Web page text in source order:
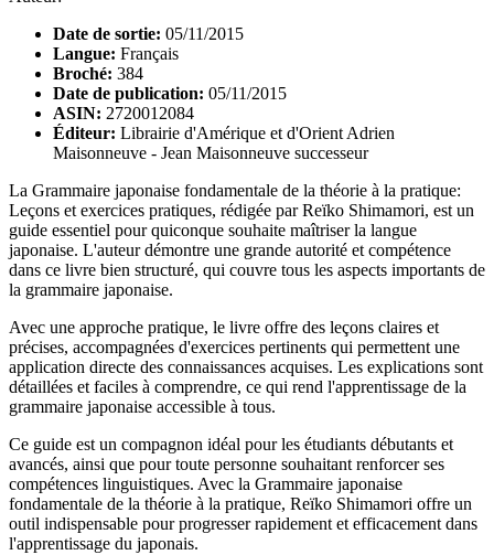
Date de sortie: 05/11/2015
Langue: Français
Broché: 384
Date de publication: 05/11/2015
ASIN: 2720012084
Éditeur: Librairie d'Amérique et d'Orient Adrien
Maisonneuve - Jean Maisonneuve successeur
La Grammaire japonaise fondamentale de la théorie à la pratique:
Leçons et exercices pratiques, rédigée par Reïko Shimamori, est un
guide essentiel pour quiconque souhaite maîtriser la langue
japonaise. L'auteur démontre une grande autorité et compétence
dans ce livre bien structuré, qui couvre tous les aspects importants de
la grammaire japonaise.
Avec une approche pratique, le livre offre des leçons claires et
précises, accompagnées d'exercices pertinents qui permettent une
application directe des connaissances acquises. Les explications sont
détaillées et faciles à comprendre, ce qui rend l'apprentissage de la
grammaire japonaise accessible à tous.
Ce guide est un compagnon idéal pour les étudiants débutants et
avancés, ainsi que pour toute personne souhaitant renforcer ses
compétences linguistiques. Avec la Grammaire japonaise
fondamentale de la théorie à la pratique, Reïko Shimamori offre un
outil indispensable pour progresser rapidement et efficacement dans
l'apprentissage du japonais.